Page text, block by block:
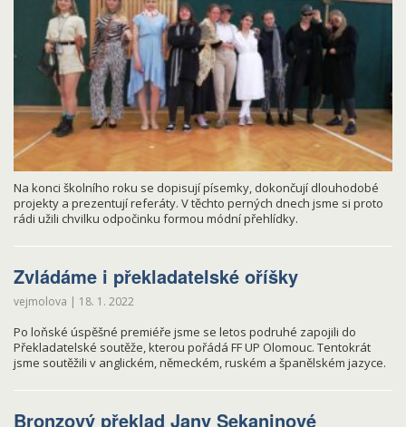
Na konci školního roku se dopisují písemky, dokončují dlouhodobé
projekty a prezentují referáty. V těchto perných dnech jsme si proto
rádi užili chvilku odpočinku formou módní přehlídky.
Zvládáme i překladatelské oříšky
vejmolova | 18. 1. 2022
Po loňské úspěšné premiéře jsme se letos podruhé zapojili do
Překladatelské soutěže, kterou pořádá FF UP Olomouc. Tentokrát
jsme soutěžili v anglickém, německém, ruském a španělském jazyce.
Bronzový překlad Jany Sekaninové